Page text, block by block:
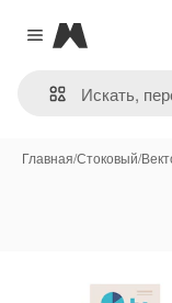
Close menu
Magnific
Главная/Стоковый/